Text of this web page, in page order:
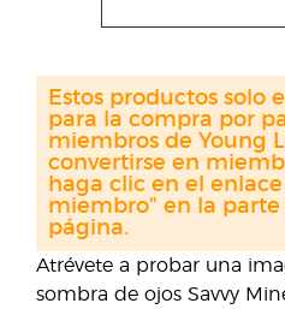
Atrévete a probar una
sombra de ojos Savvy
Estos productos solo
para la compra por
miembros de Young
convertirse en
haga clic en el
miembro" en la parte
página.